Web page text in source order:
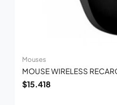
Mouses
MOUSE WIRELESS
$15.418